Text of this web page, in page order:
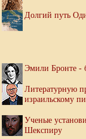
Долгий путь
Эмили Бронте -
Литературную
израильскому
Ученые
Шекспиру